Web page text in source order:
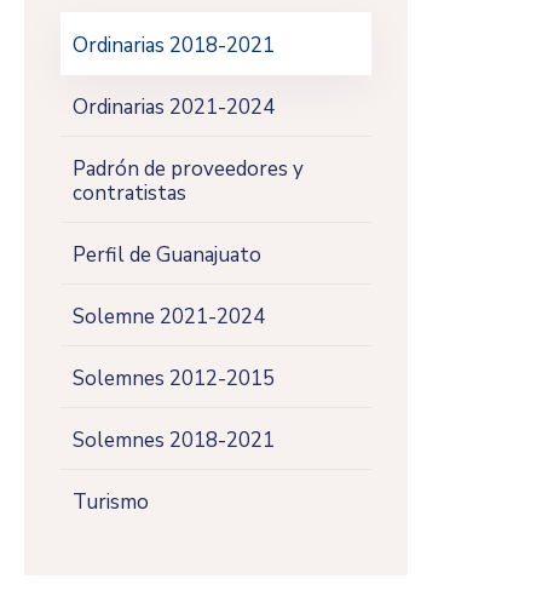
Ordinarias 2018-2021
Ordinarias 2021-2024
Padrón de proveedores y
contratistas
Perfil de Guanajuato
Solemne 2021-2024
Solemnes 2012-2015
Solemnes 2018-2021
Turismo